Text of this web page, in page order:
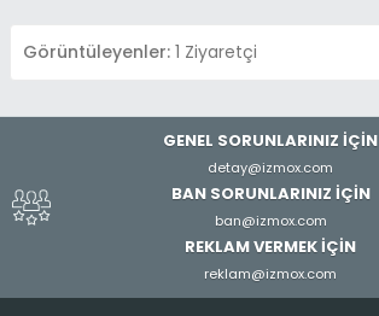
Görüntüleyenler: 1 Ziyaretçi
GENEL SORUNLARINIZ İÇİN
detay@izmox.com
BAN SORUNLARINIZ İÇİN
ban@izmox.com
REKLAM VERMEK İÇİN
reklam@izmox.com